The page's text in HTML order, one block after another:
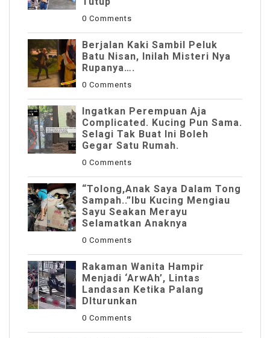
0 Comments
Berjalan Kaki Sambil Peluk
Batu Nisan, Inilah Misteri Nya
Rupanya….
0 Comments
Ingatkan Perempuan Aja
Complicated. Kucing Pun Sama.
Selagi Tak Buat Ini Boleh
Gegar Satu Rumah.
0 Comments
“Tolong,Anak Saya Dalam Tong
Sampah..”Ibu Kucing Mengiau
Sayu Seakan Merayu
Selamatkan Anaknya
0 Comments
Rakaman Wanita Hampir
Menjadi ‘ArwAh’, Lintas
Landasan Ketika Palang
DIturunkan
0 Comments